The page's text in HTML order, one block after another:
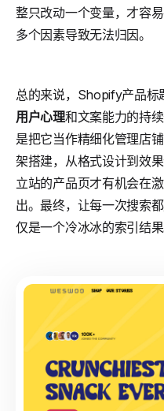
整只改动一个变量，才容
多个因素导致无法归因。
总的来说，Shopify产品标
用户心理和文案能力的持
是把它当作精细化管理店
架搭建，从格式设计到效
立站的产品页才有机会在
出。最终，让每一次搜索
仅是一个冷冰冰的索引结果